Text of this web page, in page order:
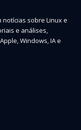
sobre Linux e
e análises,
Windows, IA e